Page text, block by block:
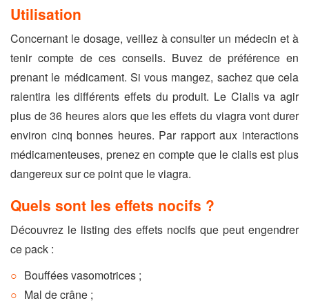
Utilisation
Concernant le dosage, veillez à consulter un médecin et à
tenir compte de ces conseils. Buvez de préférence en
prenant le médicament. Si vous mangez, sachez que cela
ralentira les différents effets du produit. Le Cialis va agir
plus de 36 heures alors que les effets du viagra vont durer
environ cinq bonnes heures. Par rapport aux interactions
médicamenteuses, prenez en compte que le cialis est plus
dangereux sur ce point que le viagra.
Quels sont les effets nocifs ?
Découvrez le listing des effets nocifs que peut engendrer
ce pack :
Bouffées vasomotrices ;
Mal de crâne ;